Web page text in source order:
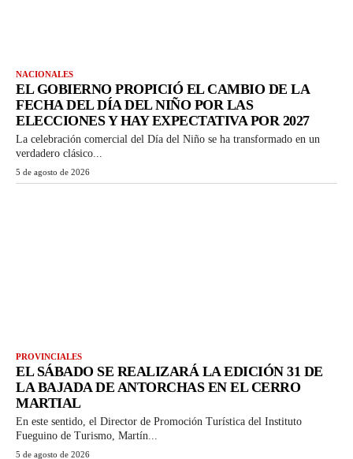
NACIONALES
EL GOBIERNO PROPICIÓ EL CAMBIO DE LA
FECHA DEL DÍA DEL NIÑO POR LAS
ELECCIONES Y HAY EXPECTATIVA POR 2027
La celebración comercial del Día del Niño se ha transformado en un
verdadero clásico...
5 de agosto de 2026
PROVINCIALES
EL SÁBADO SE REALIZARÁ LA EDICIÓN 31 DE
LA BAJADA DE ANTORCHAS EN EL CERRO
MARTIAL
En este sentido, el Director de Promoción Turística del Instituto
Fueguino de Turismo, Martín...
5 de agosto de 2026